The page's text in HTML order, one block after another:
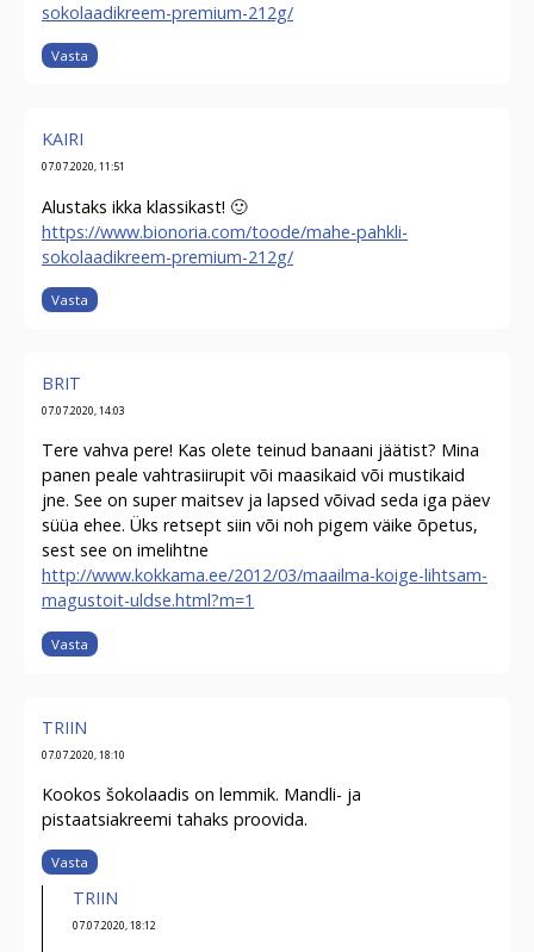
sokolaadikreem-premium-212g/
Vasta
KAIRI
07.07.2020, 11:51
Alustaks ikka klassikast! 🙂
https://www.bionoria.com/toode/mahe-pahkli-
sokolaadikreem-premium-212g/
Vasta
BRIT
07.07.2020, 14:03
Tere vahva pere! Kas olete teinud banaani jäätist? Mina
panen peale vahtrasiirupit või maasikaid või mustikaid
jne. See on super maitsev ja lapsed võivad seda iga päev
süüa ehee. Üks retsept siin või noh pigem väike õpetus,
sest see on imelihtne
http://www.kokkama.ee/2012/03/maailma-koige-lihtsam-
magustoit-uldse.html?m=1
Vasta
TRIIN
07.07.2020, 18:10
Kookos šokolaadis on lemmik. Mandli- ja
pistaatsiakreemi tahaks proovida.
Vasta
TRIIN
07.07.2020, 18:12